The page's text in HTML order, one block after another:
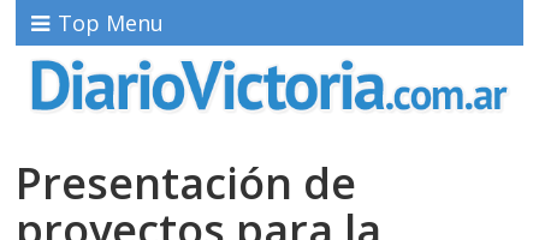
Top Menu
Presentación de